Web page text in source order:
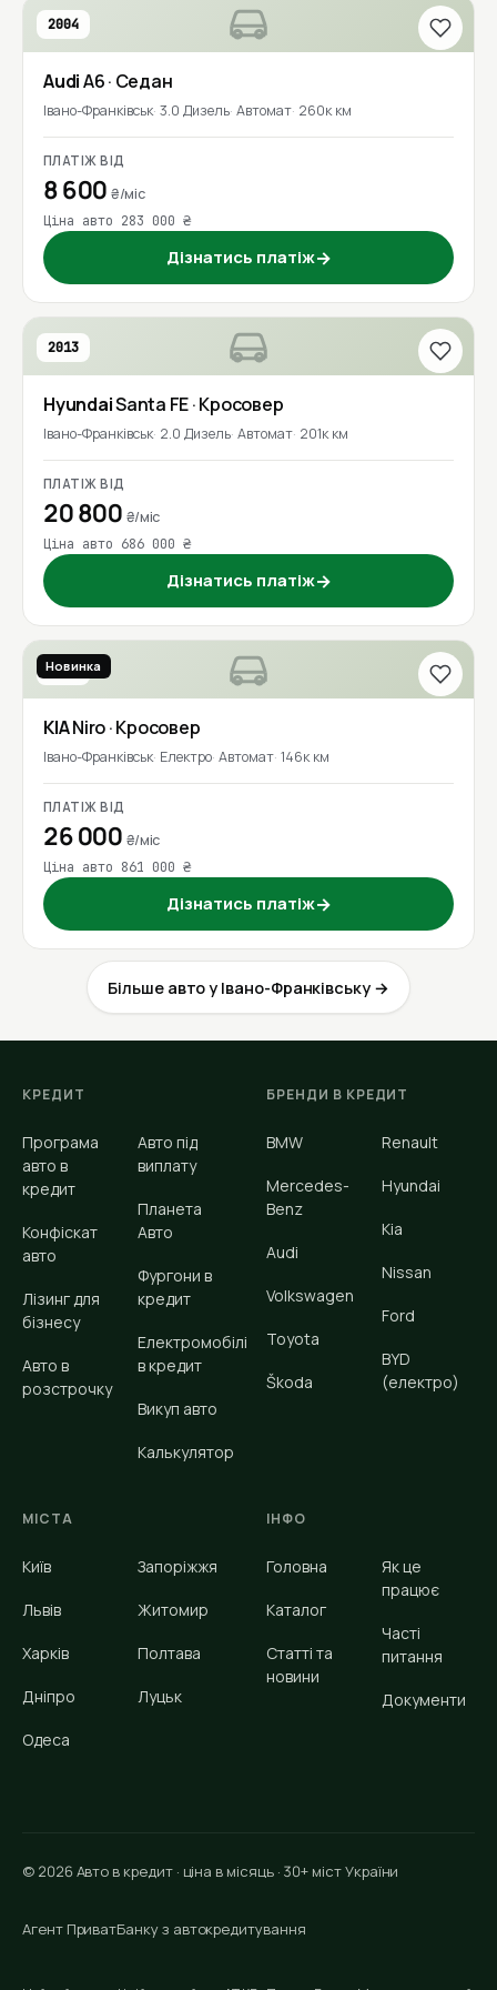
2004
AudiA6· Седан
Івано-Франківськ 3.0 Дизель Автомат 260к км
ПЛАТІЖ ВІД
8 600₴/міс
Ціна авто 283 000 ₴
Дізнатись платіж→
2013
HyundaiSanta FE· Кросовер
Івано-Франківськ 2.0 Дизель Автомат 201к км
ПЛАТІЖ ВІД
20 800 ₴/міс
Ціна авто 686 000 ₴
Дізнатись платіж→
2021
Новинка
KIANiro· Кросовер
Івано-Франківськ Електро Автомат 146к км
ПЛАТІЖ ВІД
26 000 ₴/міс
Ціна авто 861 000 ₴
Дізнатись платіж→
Більше авто у Івано-Франківську →
КРЕДИТ
Програма
авто в
кредит
Конфіскат
авто
Лізинг для
бізнесу
Авто в
розстрочку
Авто під
виплату
Планета
Авто
Фургони в
кредит
Електромобілі
в кредит
Викуп авто
Калькулятор
БРЕНДИ В КРЕДИТ
BMW
Mercedes-
Benz
Audi
Volkswagen
Toyota
Škoda
Renault
Hyundai
Kia
Nissan
Ford
BYD
(електро)
МІСТА
Київ
Львів
Харків
Дніпро
Одеса
Запоріжжя
Житомир
Полтава
Луцьк
ІНФО
Головна
Каталог
Статті та
новини
Як це
працює
Часті
питання
Документи
© 2026 Авто в кредит · ціна в місяць · 30+ міст України
Агент ПриватБанку з автокредитування